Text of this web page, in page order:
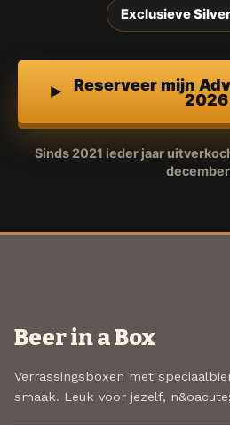
Exclusieve
Reserveer mijn
2026
Sinds 2021 ieder jaar
Beer in a Box
Verrassingsboxen met
smaak. Leuk voor jezelf,